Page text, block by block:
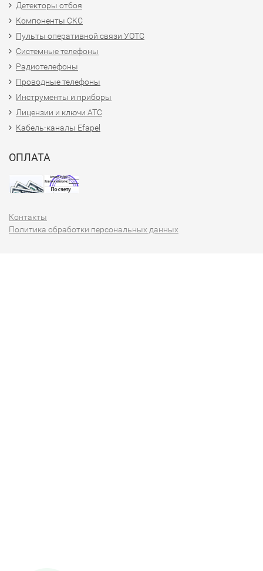
Детекторы отбоя
Компоненты СКС
Пульты оперативной связи УОТС
Системные телефоны
Радиотелефоны
Проводные телефоны
Инструменты и приборы
Лицензии и ключи АТС
Кабель-каналы Efapel
ОПЛАТА
Контакты
Политика обработки персональных данных